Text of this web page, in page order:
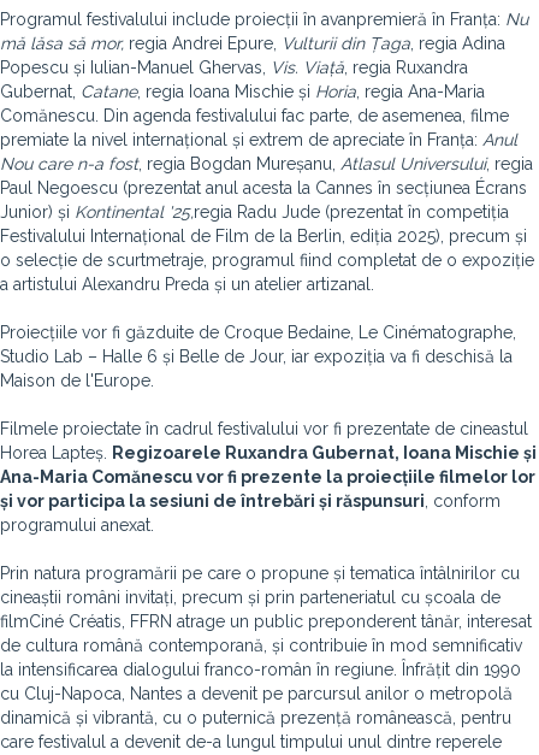
Programul festivalului include proiecții în avanpremieră în Franța: Nu
mă lăsa să mor, regia Andrei Epure, Vulturii din Țaga , regia Adina
Popescu și Iulian-Manuel Ghervas,
Vis. Viață , regia Ruxandra
Gubernat, Catane, regia Ioana Mischie și Horia , regia Ana-Maria
Comănescu. Din agenda festivalului fac parte, de asemenea, filme
premiate la nivel internațional și extrem de apreciate în Franța: Anul
Nou care n-a fost, regia Bogdan Mureșanu, Atlasul Universului, regia
Paul Negoescu (prezentat anul acesta la Cannes în secțiunea Écrans
Junior) și Kontinental 25,regia Radu Jude (prezentat în competiția
Festivalului Internațional de Film de la Berlin, ediția 2025), precum și
o selecție de scurtmetraje, programul fiind completat de o expoziție
a artistului Alexandru Preda și un atelier artizanal.
Proiecțiile vor fi găzduite de Croque Bedaine, Le Cinématographe,
Studio Lab – Halle 6 și Belle de Jour, iar expoziția va fi deschisă la
Maison de l'Europe.
Filmele proiectate în cadrul festivalului vor fi prezentate de cineastul
Horea Lapteș.
Regizoarele Ruxandra Gubernat, Ioana Mischie și
Ana-Maria Comănescu vor fi prezente la proiecțiile filmelor lor
și vor participa la sesiuni de întrebări și răspunsuri , conform
programului anexat.
Prin natura programării pe care o propune și tematica întâlnirilor cu
cineaștii români invitați, precum și prin parteneriatul cu școala de
filmCiné Créatis, FFRN atrage un public preponderent tânăr, interesat
de cultura română contemporană, și contribuie în mod semnificativ
la intensificarea dialogului franco-român în regiune. Înfrățit din 1990
cu Cluj-Napoca, Nantes a devenit pe parcursul anilor o metropolă
dinamică și vibrantă, cu o puternică prezență românească, pentru
care festivalul a devenit de-a lungul timpului unul dintre reperele